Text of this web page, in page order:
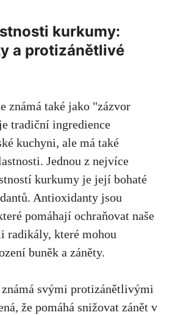
kurkumy:
a protizánětlivé
známá také​ jako "zázvor
​tradiční ingredience⁢
kuchyni, ale má také
⁤Jednou‌ z nejvíce
kurkumy ‍je její bohaté⁢
Antioxidanty jsou
pomáhají ochraňovat naše
radikály, které⁣ mohou
buněk a záněty.
⁣svými⁣ protizánětlivými
že‍ pomáhá snižovat zánět v